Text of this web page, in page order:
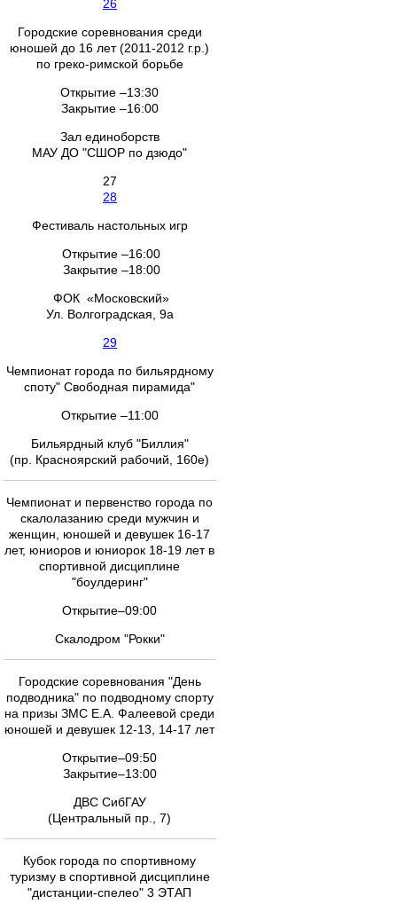
26
Городские соревнования среди
юношей до 16 лет (2011-2012 г.р.)
по греко-римской борьбе
Открытие –13:30
Закрытие –16:00
Зал единоборств
МАУ ДО "СШОР по дзюдо"
27
28
Фестиваль настольных игр
Открытие –16:00
Закрытие –18:00
ФОК «Московский»
Ул. Волгоградская, 9а
29
Чемпионат города по бильярдному
споту" Свободная пирамида"
Открытие –11:00
Бильярдный клуб "Биллия"
(пр. Красноярский рабочий, 160е)
Чемпионат и первенство города по
скалолазанию среди мужчин и
женщин, юношей и девушек 16-17
лет, юниоров и юниорок 18-19 лет в
спортивной дисциплине
"боулдеринг"
Открытие–09:00
Скалодром "Рокки"
Городские соревнования "День
подводника" по подводному спорту
на призы ЗМС Е.А. Фалеевой среди
юношей и девушек 12-13, 14-17 лет
Открытие–09:50
Закрытие–13:00
ДВС СибГАУ
(Центральный пр., 7)
Кубок города по спортивному
туризму в спортивной дисциплине
"дистанции-спелео" 3 ЭТАП